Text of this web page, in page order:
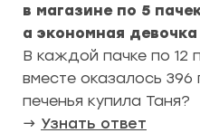
в магазине по 5
а экономная
В каждой пачке по 12
вместе оказалось 396
печенья купила Таня?
→ Узнать ответ